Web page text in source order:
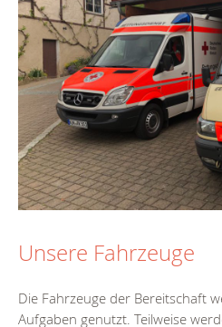
Unsere Fahrzeuge
Die Fahrzeuge der Bereitschaft
Aufgaben genutzt. Teilweise